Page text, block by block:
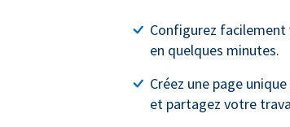
Configurez
en quelques minutes.
Créez une page
et partagez votre